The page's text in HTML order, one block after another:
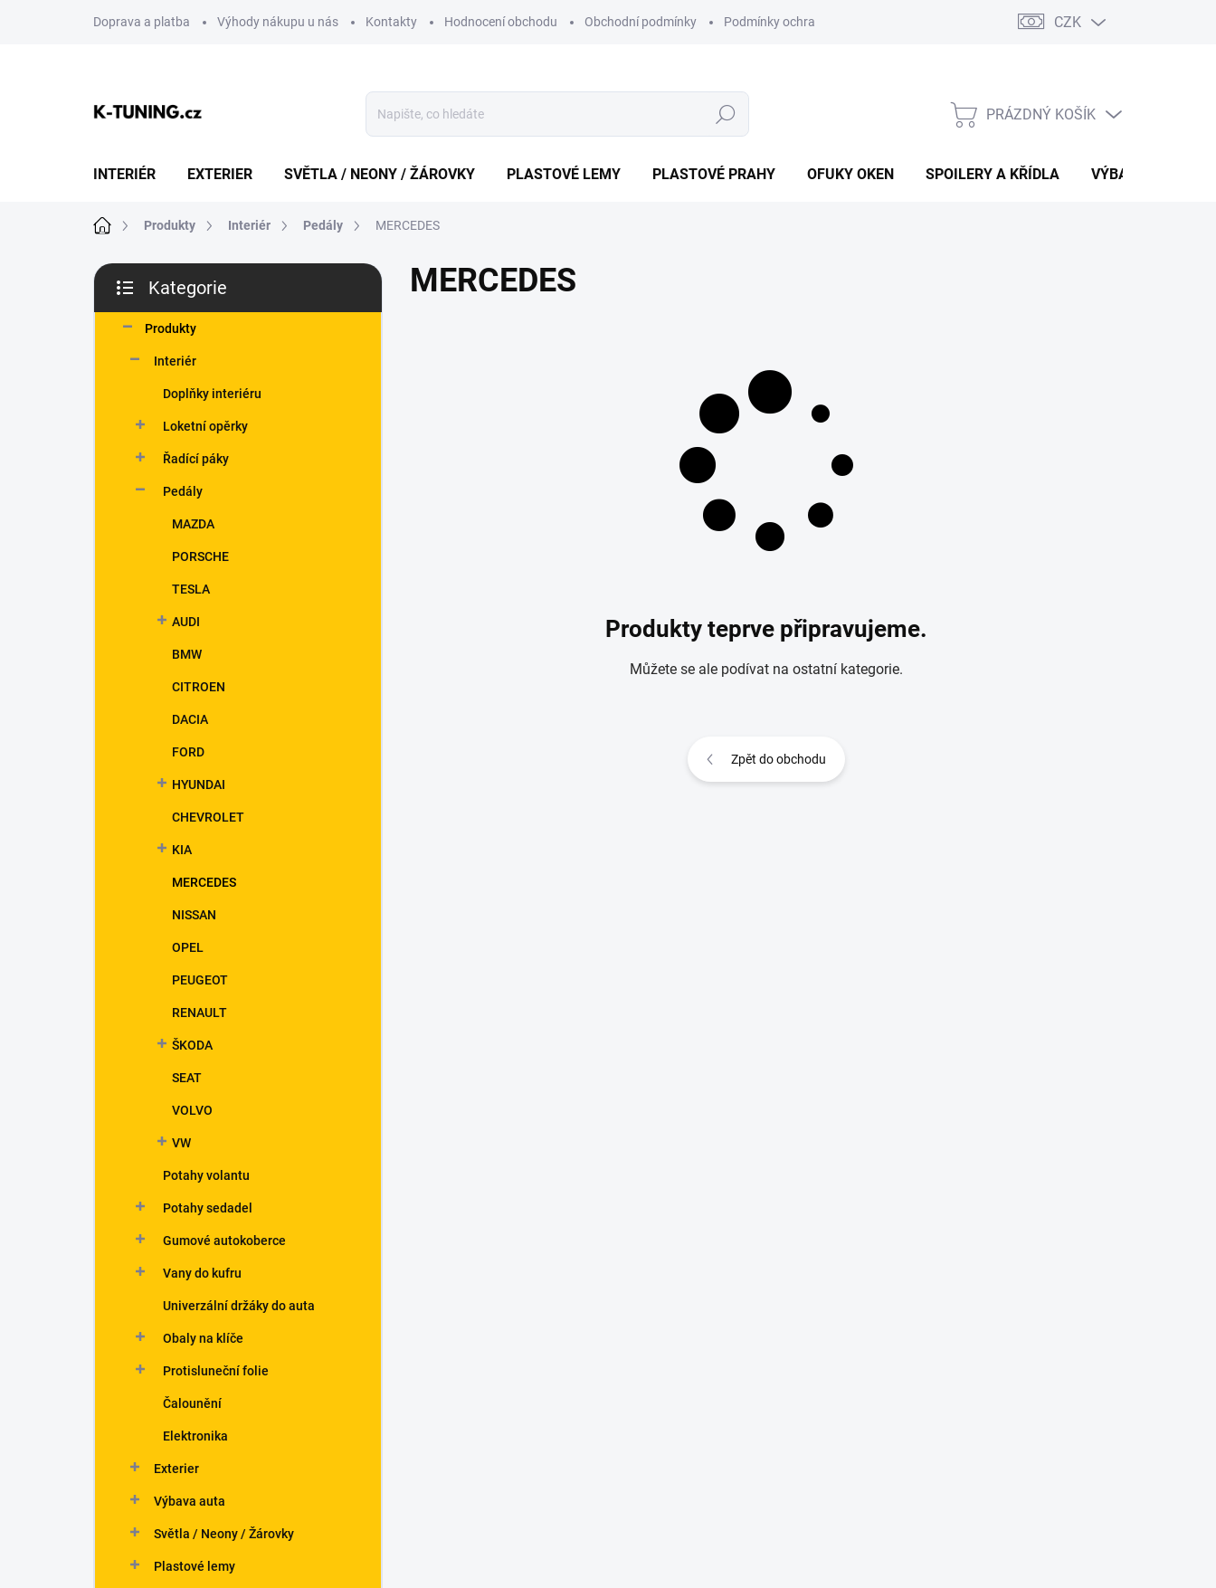
Doprava a platba Výhody nákupu u nás Kontakty Hodnocení obchodu Obchodní podmínky Podmínky ochrany osobních údajů Vracení zboží a reklamace
CZK
Hledat
NÁKUPNÍ
PRÁZDNÝ KOŠÍK
INTERIÉR EXTERIER SVĚTLA / NEONY / ŽÁROVKY PLASTOVÉ LEMY PLASTOVÉ PRAHY OFUKY OKEN SPOILERY A KŘÍDLA VÝBAVA AUTA
Domů Produkty Interiér Pedály MERCEDES
P
s
kategorie
Kategorie
Produkty
Interiér
Doplňky interiéru
Loketní opěrky
Řadící páky
Pedály
MAZDA
PORSCHE
TESLA
AUDI
BMW
CITROEN
DACIA
FORD
HYUNDAI
CHEVROLET
KIA
MERCEDES
NISSAN
OPEL
PEUGEOT
RENAULT
ŠKODA
SEAT
VOLVO
VW
Potahy volantu
Potahy sedadel
Gumové autokoberce
Vany do kufru
Univerzální držáky do auta
Obaly na klíče
Protisluneční folie
Čalounění
Elektronika
Exterier
Výbava auta
Světla / Neony / Žárovky
Plastové lemy
MERCEDES
Produkty teprve připravujeme.
Můžete se ale podívat na ostatní kategorie.
Zpět do obchodu